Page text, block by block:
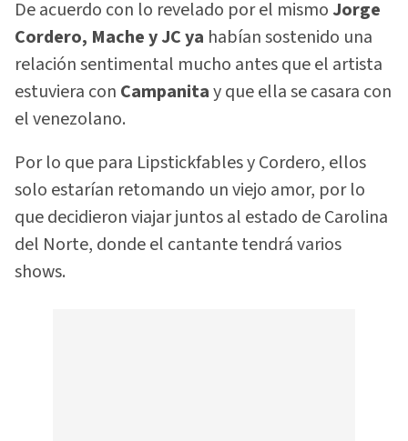
De acuerdo con lo revelado por el mismoJorge
Cordero, Mache y JC ya habían sostenido una
relación sentimental mucho antes que el artista
estuviera con Campanitay que ella se casara con
el venezolano.
Por lo que para Lipstickfables y Cordero, ellos
solo estarían retomando un viejo amor, por lo
que decidieron viajar juntos al estado de Carolina
del Norte, donde el cantante tendrá varios
shows.